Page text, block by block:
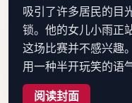
吸引了许多居民的目
锁。他的女儿小雨正
这场比赛并不感兴趣
用一种半开玩笑的语
阅读封面